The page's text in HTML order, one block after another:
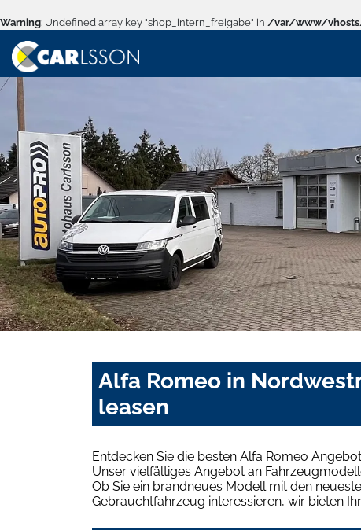
Warning: Undefined array key "shop_intern_freigabe" in /var/www/vhosts/
Alfa Romeo in
leasen
Entdecken Sie die besten Alfa Romeo
Unser vielfältiges Angebot an
Ob Sie ein brandneues Modell mit den
Gebrauchtfahrzeug interessieren, wir bieten